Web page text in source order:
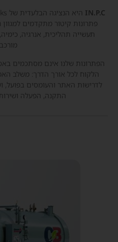
IN.P.C
פתרונות קיטור מתקדמים
תעשייה תהליכית, אנרגיה,
הפתרונות שלנו אינם מסתכמים
הלקוח לכל אורך הדרך: משלב
לדרישות האתר והעומסים בפועל,
התקנה, הפעלה